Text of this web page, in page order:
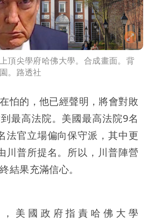
頂尖學府哈佛大學。合成畫面。背
。路透社
怕的，他已經聲明，將會對敗
最高法院。美國最高法院9名
法官立場偏向保守派，其中更
川普所提名。所以，川普陣營
結果充滿信心。
美國政府指責哈佛大學